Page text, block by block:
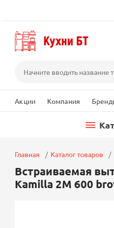
Акции Компания
Главная Каталог товаров
Встраиваемая
Kamilla 2M 600